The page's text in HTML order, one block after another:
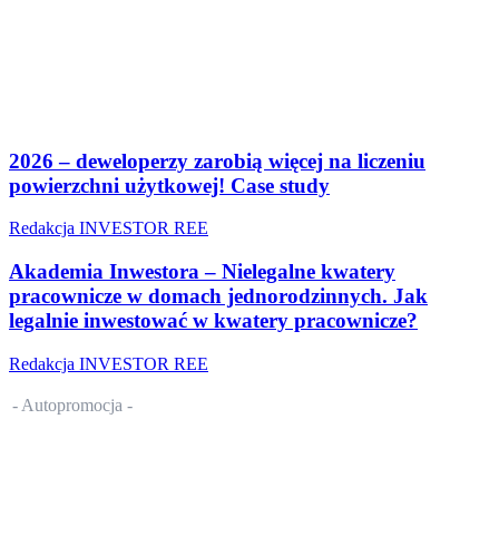
2026 – deweloperzy zarobią więcej na liczeniu
powierzchni użytkowej! Case study
Redakcja INVESTOR REE
Akademia Inwestora – Nielegalne kwatery
pracownicze w domach jednorodzinnych. Jak
legalnie inwestować w kwatery pracownicze?
Redakcja INVESTOR REE
- Autopromocja -